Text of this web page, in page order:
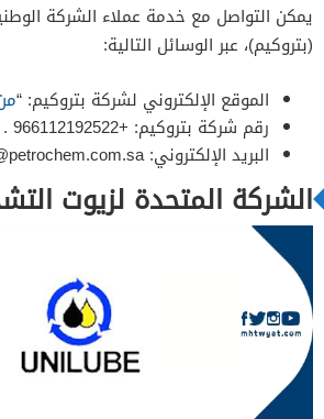
يمكن التواصل مع خدمة عملاء الشركة
(بتروكيم)، عبر الوسائل التالية:
الموقع الإلكتروني لشركة بتروكيم: “
رقم شركة بتروكيم: +966112192522 .
البريد الإلكتروني:
الشركة المتحدة لزيوت